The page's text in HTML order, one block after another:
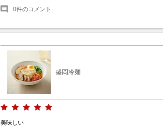
0件のコメント
盛岡冷麺
美味しい